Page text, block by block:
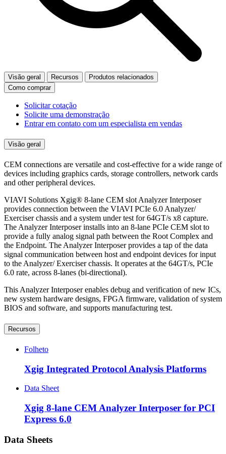
Visão geral Recursos
Produtos relacionados
Como comprar
Solicitar cotação
Solicite uma demonstração
Entrar em contato com um especialista em vendas
Visão geral
CEM connections are versatile and cost-effective for a wide range of
devices including graphics cards, storage controllers, network cards
and other peripheral devices.
VIAVI Solutions Xgig® 8-lane CEM slot Analyzer Interposer
provides connection between the VIAVI PCIe 6.0 Analyzer/
Exerciser chassis and a system under test for 64GT/s x8 capture.
The Analyzer Interposer installs into an 8-lane PCIe CEM slot to
provide a fully analog signal path between the Root Complex and
the Endpoint. The Analyzer Interposer provides a tap of the data
signal communication between host and endpoint devices for input
to the Analyzer/ Exerciser chassis. It operates at the 64GT/s, PCIe
6.0 rate, across 8-lanes (bi-directional).
This Analyzer Interposer enables debug and verification of new ICs,
new system hardware designs, FPGA firmware, validation of system
BIOS and software, and supports manufacturing test.
Recursos
Folheto
Xgig Integrated Protocol Analysis Platforms
Data Sheet
Xgig 8-lane CEM Analyzer Interposer for PCI
Express 6.0
Data Sheets